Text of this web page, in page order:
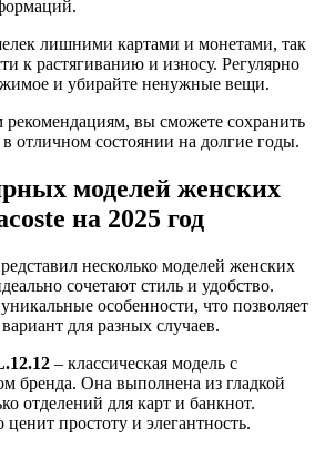
лишними картами и монетами, так
к растягиванию и износу. Регулярно
и убирайте ненужные вещи.
вы сможете сохранить
отличном состоянии на долгие годы.
моделей женских
на 2025 год
несколько моделей женских
сочетают стиль и удобство.
особенности, что позволяет
для разных случаев.
– классическая модель с
бренда. Она выполнена из гладкой
отделений для карт и банкнот.
простоту и элегантность.